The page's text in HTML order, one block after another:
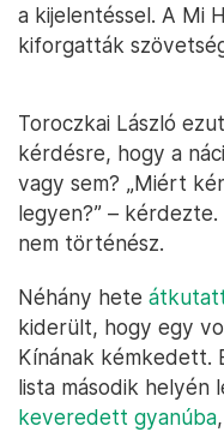
a kijelentéssel. A Mi
kiforgatták
Toroczkai László
kérdésre, hogy a
vagy sem? „Miért
legyen?” –
nem történész.
Néhány hete
kiderült, hogy egy
Kínának kémkedett.
lista második
keveredett gyanúba